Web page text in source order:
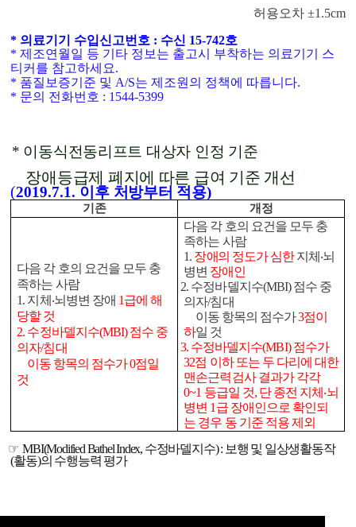
허용오차 ±1.5cm
* 의료기기 수입신고번호 : 수신 15-742호
* 제조연월일 등 기타 정보는 출고시 부착하는 의료기기 스
티커를 참고하세요.
* 품질보증기준 및 A/S는 제조원의 정책에 따릅니다.
* 문의 전화번호 : 1544-5399
식전동리프트 대상자 인정 기준
장애등급제 폐지에 따른 급여 기준 개선
(2019.7.1. 이후 처방부터 적용)
기존 개정
다음 각 호의 요건을 모두 충
족하는 사람
1. 지체 ‧뇌병변 장애 1급에 해
당할 것
2. 수정바델지수(MBI)점수 중
의자/침대
이동 항목의 점수가0점일
것
다음 각 호의 요건을 모두 충
족하는 사람
1. 장애의 정도가 심한 지체 ‧뇌
병변 장애인
2. 수정바델지수(MBI)점수 중
의자/침대
이동 항목의 점수가3점이
하일 것
3. 수정바델지수(MBI)점수가
32점 이하 또는 두 다리에 대한
맨손근력검사 결과가 각각
0~1 등급일 것, 단 종전 지체 ‧뇌
병변 1 급 장애인으로 확인되
는 경우 동 기준 적용 제외
☞MBI(Modified Bathel Index, 수정바델지수) : 보행 및 일상생활동작
(활동)의 수행능력 평가